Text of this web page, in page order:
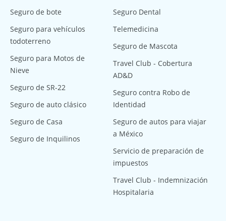
Seguro de bote
Seguro para vehículos
todoterreno
Seguro para Motos de
Nieve
Seguro de SR-22
Seguro de auto clásico
Seguro de Casa
Seguro de Inquilinos
Seguro Dental
Telemedicina
Seguro de Mascota
Travel Club - Cobertura
AD&D
Seguro contra Robo de
Identidad
Seguro de autos para viajar
a México
Servicio de preparación de
impuestos
Travel Club - Indemnización
Hospitalaria